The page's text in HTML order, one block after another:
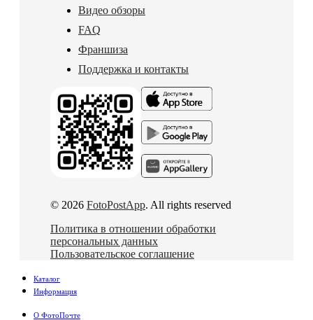
Видео обзоры
FAQ
Франшиза
Поддержка и контакты
© 2026 FotoPostApp. All rights reserved
Политика в отношении обработки
персональных данных
Пользовательское соглашение
Каталог
Информация
О ФотоПочте